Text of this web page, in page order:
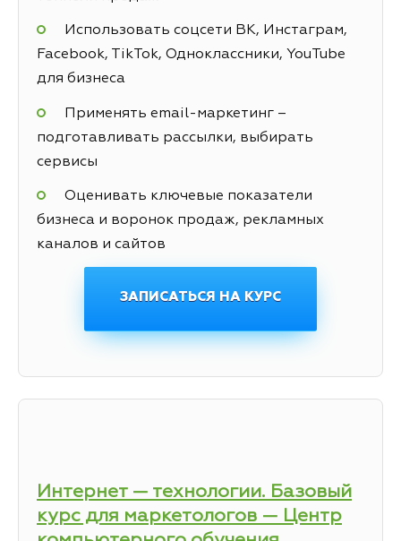
Использовать соцсети ВК, Инстаграм,
Facebook, TikTok, Одноклассники, YouTube
для бизнеса
Применять email-маркетинг –
подготавливать рассылки, выбирать
сервисы
Оценивать ключевые показатели
бизнеса и воронок продаж, рекламных
каналов и сайтов
ЗАПИСАТЬСЯ НА КУРС
Интернет — технологии. Базовый
курс для маркетологов — Центр